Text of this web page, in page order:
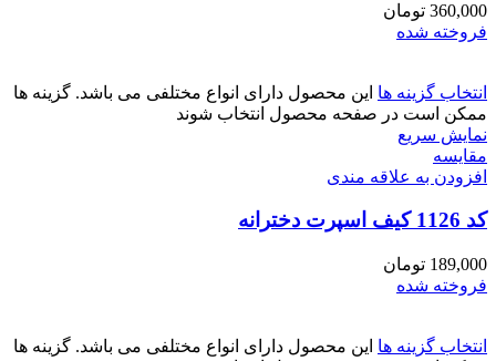
360,000 تومان
فروخته شده
انتخاب گزینه ها این محصول دارای انواع مختلفی می باشد. گزینه ها
ممکن است در صفحه محصول انتخاب شوند
نمایش سریع
مقايسه
افزودن به علاقه مندی
کد 1126 کیف اسپرت دخترانه
189,000 تومان
فروخته شده
انتخاب گزینه ها این محصول دارای انواع مختلفی می باشد. گزینه ها